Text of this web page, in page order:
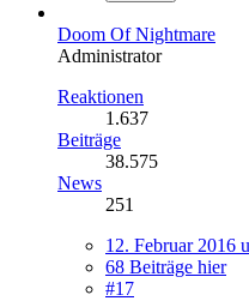
Doom Of Nightmare
Administrator
Reaktionen
1.637
Beiträge
38.575
News
251
12. Februar 2016
68 Beiträge hier
#17